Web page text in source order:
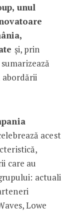
unul
și, prin
sumarizează
abordării
acest
care au
actuali
Lowe